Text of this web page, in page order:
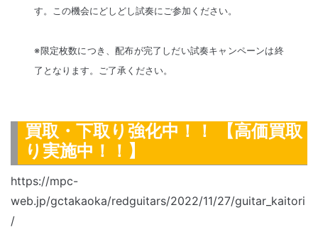
す。この機会にどしどし試奏にご参加ください。
※限定枚数につき、配布が完了しだい試奏キャンペーンは終
了となります。ご了承ください。
買取・下取り強化中！！ 【高価買取
り実施中！！】
https://mpc-
web.jp/gctakaoka/redguitars/2022/11/27/guitar_kaitori
/